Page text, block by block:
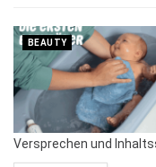
BEAUTY
Versprechen und